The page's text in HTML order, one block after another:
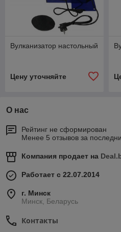
Вулканизатор настольный
Цену уточняйте
О нас
Рейтинг не сформирован
Менее 5 отзывов за
Компания продает на
Работает с 22.07.2014
г. Минск
Минск, Беларусь
Контакты